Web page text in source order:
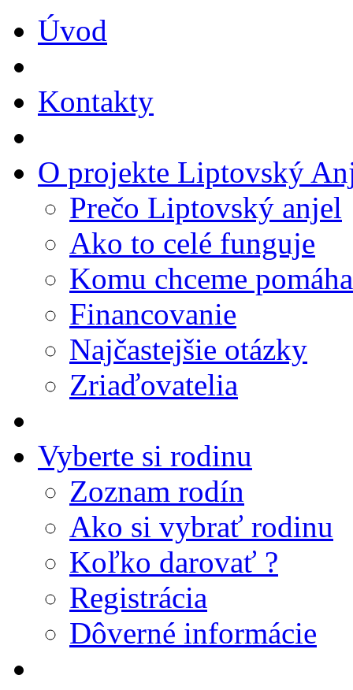
Úvod
Kontakty
O projekte Liptovský
Prečo Liptovský anjel
Ako to celé funguje
Komu chceme
Financovanie
Najčastejšie otázky
Zriaďovatelia
Vyberte si rodinu
Zoznam rodín
Ako si vybrať rodinu
Koľko darovať ?
Registrácia
Dôverné informácie